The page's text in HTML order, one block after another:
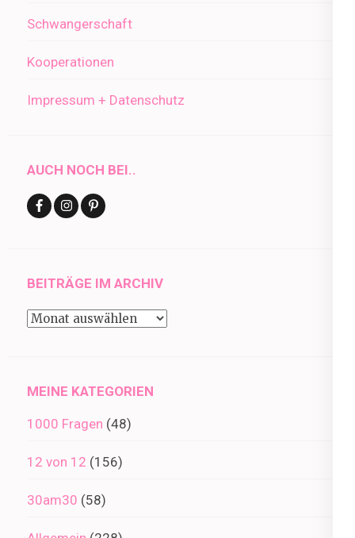
Schwangerschaft
Kooperationen
Impressum + Datenschutz
AUCH NOCH BEI..
BEITRÄGE IM ARCHIV
Beiträge
MEINE KATEGORIEN
1000 Fragen (48)
12 von 12 (156)
30am30 (58)